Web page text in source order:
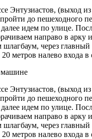
Энтузиастов, (выход из
до пешеходного
идем по улице.
направо в арку
через
20 метров налево входа
машине
Энтузиастов, (выход из
до пешеходного
идем по улице.
направо в арку
через
20 метров налево входа